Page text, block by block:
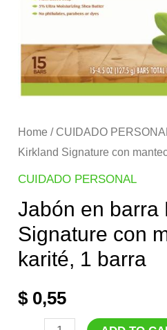
Home / CUIDADO
Kirkland Signature con
CUIDADO PERSONAL
Jabón en barra
Signature con
karité, 1 barra
$ 0,55